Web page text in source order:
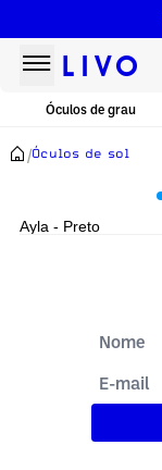
Óculos de grau
/Óculos de sol
Ayla - Preto